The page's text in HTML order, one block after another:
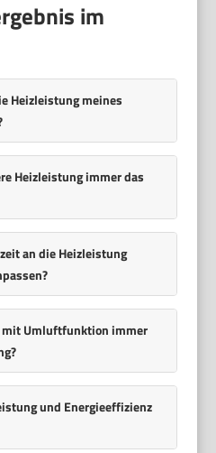
im
Heizleistung meines
Heizleistung immer das
an die Heizleistung
Umluftfunktion immer
und Energieeffizienz